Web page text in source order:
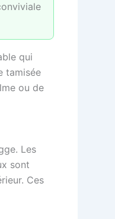
qui
tamisée
ou de
Les
sont
Ces